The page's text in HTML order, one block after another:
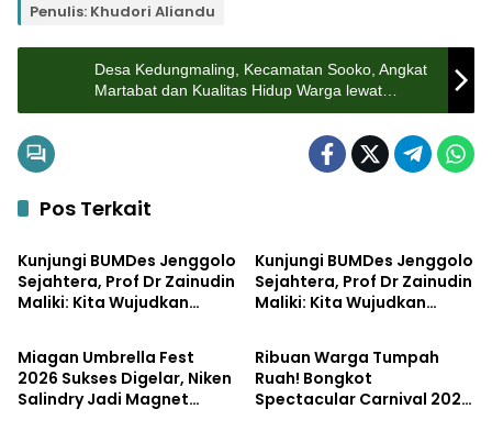
Penulis: Khudori Aliandu
Desa Kedungmaling, Kecamatan Sooko, Angkat
Martabat dan Kualitas Hidup Warga lewat
Program RTLH
Pos Terkait
Pemerintahan
Kunjungi BUMDes Jenggolo
Sejahtera, Prof Dr Zainudin
Maliki: Kita Wujudkan
dengan Potensi Desa
Kunjungi BUMDes Jenggolo
Sejahtera, Prof Dr Zainudin
Maliki: Kita Wujudkan
dengan Potensi Desa
Pemerintahan
Miagan Umbrella Fest
2026 Sukses Digelar, Niken
Salindry Jadi Magnet
Pemerintahan
Ribuan Warga Tumpah
Ruah! Bongkot
Spectacular Carnival 2026
Pemerintahan Pemerintahan